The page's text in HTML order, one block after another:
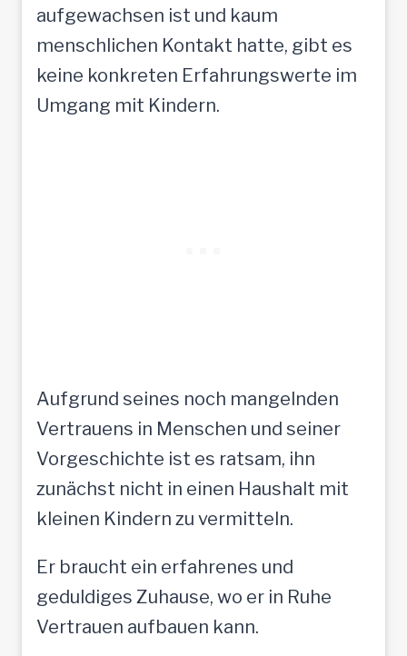
aufgewachsen ist und kaum
menschlichen Kontakt hatte, gibt es
keine konkreten Erfahrungswerte im
Umgang mit Kindern.
Aufgrund seines noch mangelnden
Vertrauens in Menschen und seiner
Vorgeschichte ist es ratsam, ihn
zunächst nicht in einen Haushalt mit
kleinen Kindern zu vermitteln.
Er braucht ein erfahrenes und
geduldiges Zuhause, wo er in Ruhe
Vertrauen aufbauen kann.